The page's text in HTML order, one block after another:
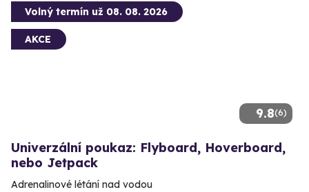
9.8(6)
Volný termín už 08. 08. 2026
AKCE
Univerzální poukaz: Flyboard, Hoverboard,
nebo Jetpack
Adrenalinové létání nad vodou